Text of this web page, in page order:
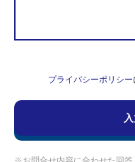
プライバシーポリシー